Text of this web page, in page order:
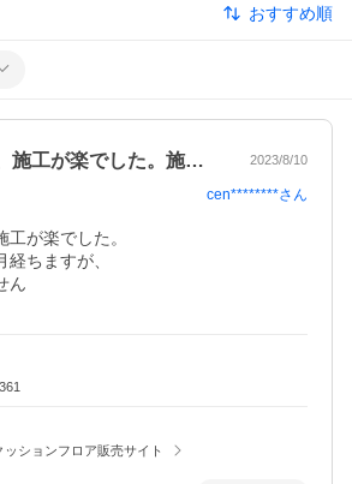
おすすめ順
耳付き糊付きで、施工が楽でした。施工し… 2023/8/10
cen********さん
が楽でした。
ちますが、
ん
ションフロア販売サイト